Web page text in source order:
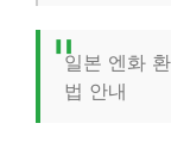
일본 엔화
법 안내